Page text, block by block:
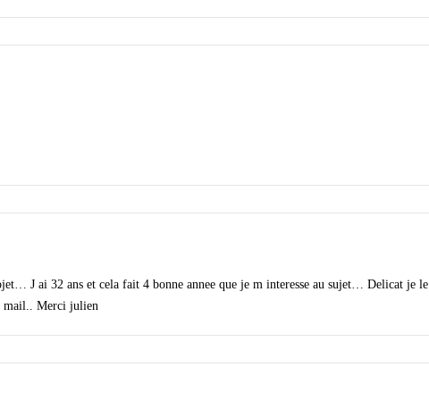
J ai 32 ans et cela fait 4 bonne annee que je m interesse au sujet… Delicat je le
mail.. Merci julien